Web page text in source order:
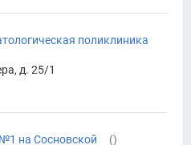
поликлиника
д. 25/1
на Сосновской ()